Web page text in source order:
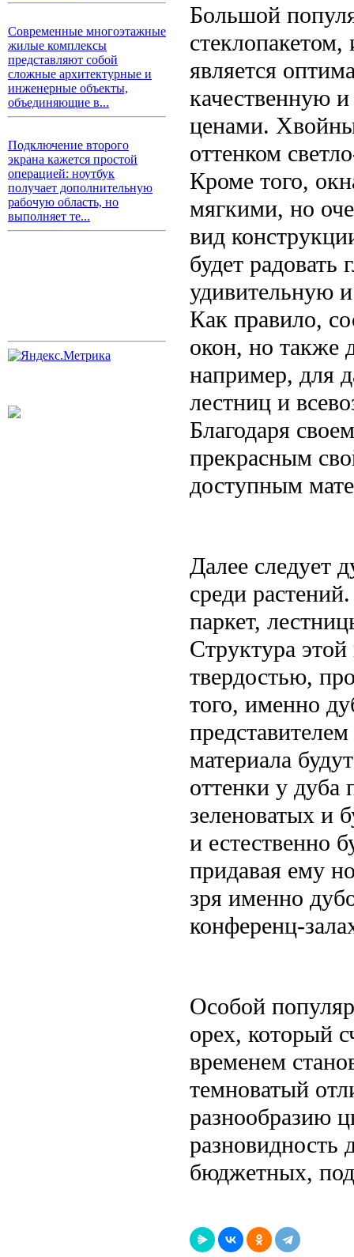
Современные многоэтажные
жилые комплексы
представляют собой
сложные архитектурные и
инженерные объекты,
объединяющие в...
Подключение второго
экрана кажется простой
операцией: ноутбук
получает дополнительную
рабочую область, но
выполняет те...
Большой
является
качественную
ценами.
оттенком
Кроме того,
мягкими, но
вид
будет радовать
удивительную
Как правило,
окон, но также
например, для
лестниц и
Благодаря
прекрасным
доступным
Далее следует
среди
паркет,
Структура
твердостью,
того, именно
материала
оттенки у дуба
зеленоватых и
и естественно
придавая ему
зря именно
конференц-
Особой
орех, который
временем
темноватый
разнообразию
разновидность
бюджетных,